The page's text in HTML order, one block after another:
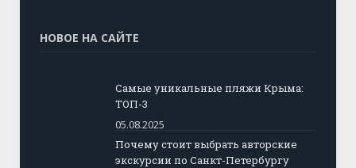
НОВОЕ НА САЙТЕ
Самые уникальные пляжи Крыма:
ТОП-3
05.08.2025
Почему стоит выбрать авторские
экскурсии по Санкт-Петербургу